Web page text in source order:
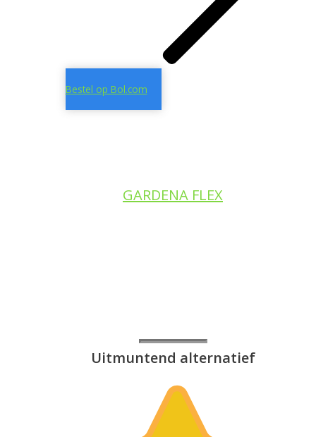
Bestel op Bol.com
GARDENA FLEX
Uitmuntend alternatief